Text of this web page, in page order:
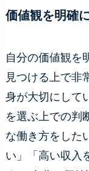
価値観を明確
自分の価値観を
見つける上で非
身が大切にして
を選ぶ上での判
な働き方をした
い」「高い収入